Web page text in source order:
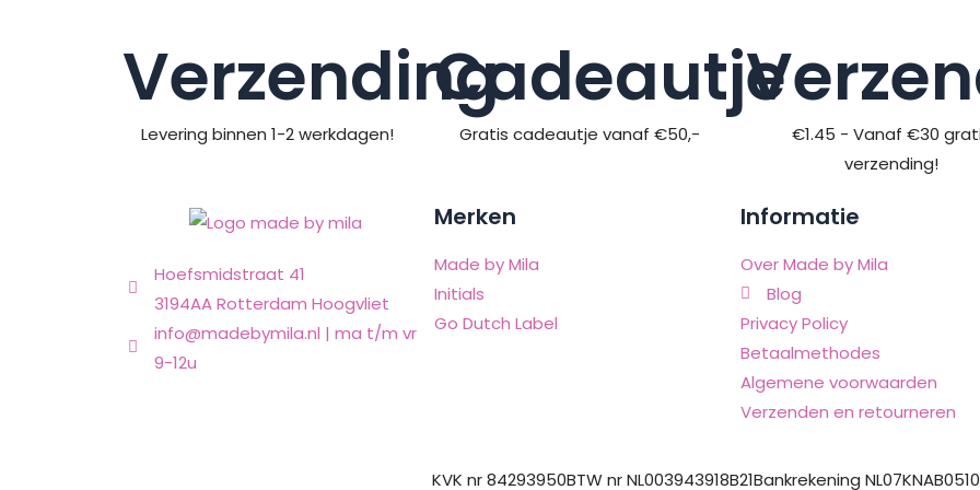
Verzending
Levering binnen 1-2 werkdagen!
Cadeautje
Gratis cadeautje vanaf €50,-
€1.45 - Vanaf €30
verzending!
Hoefsmidstraat 41
3194AA Rotterdam Hoogvliet
info@madebymila.nl | ma t/m vr
9-12u
Merken
Made by Mila
Initials
Go Dutch Label
Informatie
Over Made by Mila
Blog
Privacy Policy
Betaalmethodes
Algemene voorwaarden
Verzenden en retourneren
KVK nr 84293950BTW nr NL003943918B21Bankrekening